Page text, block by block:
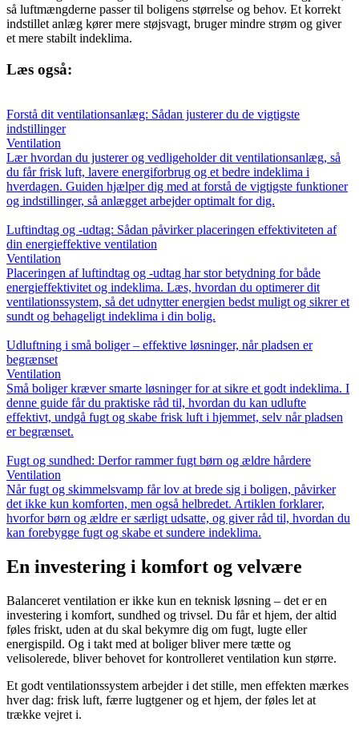
så luftmængderne passer til boligens størrelse og behov. Et korrekt
indstillet anlæg kører mere støjsvagt, bruger mindre strøm og giver
et mere stabilt indeklima.
Læs også:
Forstå dit ventilationsanlæg: Sådan justerer du de vigtigste
indstillinger
Ventilation
Lær hvordan du justerer og vedligeholder dit ventilationsanlæg, så
du får frisk luft, lavere energiforbrug og et bedre indeklima i
hverdagen. Guiden hjælper dig med at forstå de vigtigste funktioner
og indstillinger, så anlægget arbejder optimalt for dig.
Luftindtag og -udtag: Sådan påvirker placeringen effektiviteten af
din energieffektive ventilation
Ventilation
Placeringen af luftindtag og -udtag har stor betydning for både
energieffektivitet og indeklima. Læs, hvordan du optimerer dit
ventilationssystem, så det udnytter energien bedst muligt og sikrer et
sundt og behageligt indeklima i din bolig.
Udluftning i små boliger – effektive løsninger, når pladsen er
begrænset
Ventilation
Små boliger kræver smarte løsninger for at sikre et godt indeklima. I
denne guide får du praktiske råd til, hvordan du kan udlufte
effektivt, undgå fugt og skabe frisk luft i hjemmet, selv når pladsen
er begrænset.
Fugt og sundhed: Derfor rammer fugt børn og ældre hårdere
Ventilation
Når fugt og skimmelsvamp får lov at brede sig i boligen, påvirker
det ikke kun komforten, men også helbredet. Artiklen forklarer,
hvorfor børn og ældre er særligt udsatte, og giver råd til, hvordan du
kan forebygge fugt og skabe et sundere indeklima.
En investering i komfort og velvære
Balanceret ventilation er ikke kun en teknisk løsning – det er en
investering i komfort, sundhed og trivsel. Du får et hjem, der altid
føles friskt, uden at du skal bekymre dig om fugt, lugte eller
energispild. Og i takt med at boliger bliver mere tætte og
velisolerede, bliver behovet for kontrolleret ventilation kun større.
Et godt ventilationssystem arbejder i det stille, men effekten mærkes
hver dag: frisk luft, færre lugtgener og et hjem, der føles let at
trække vejret i.